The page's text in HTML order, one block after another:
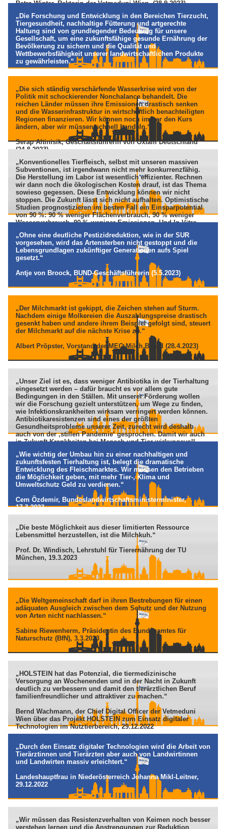
Petra Winter, Rektorin der Vetmeduni Wien. (28.9.2023)
„Die Forschung und Entwicklung in den Bereichen Tierzucht,
Tiergesundheit, nachhaltige Fütterung und artgerechte
Haltung sind von grundlegender Bedeutung für unsere
Gesellschaft, um eine zukunftsfähige gesunde Ernährung der
Bevölkerung zu sichern und die Qualität und
Wettbewerbsfähigkeit unserer landwirtschaftlichen Produkte
zu gewährleisten.“
Serap Altinisik, Geschäftsführerin von Oxfam Deutschland
„Die sich ständig verschärfende Wasserkrise wird von der
Politik mit schockierender Nonchalance behandelt. Die
reichen Länder müssen ihre Emissionen drastisch senken
und die Wasserinfrastruktur in wirtschaftlich benachteiligten
Regionen finanzieren. Wir können noch immer den Kurs
ändern, aber wir müssen schnell handeln.“
Serap Altinisik, Geschäftsführerin von Oxfam Deutschland
(24.8.2023)
„Konventionelles Tierfleisch, selbst mit unseren massiven
Subventionen, ist irgendwann nicht mehr konkurrenzfähig.
Die Herstellung im Labor ist wesentlich effizienter. Rechnen
wir dann noch die ökologischen Kosten drauf, ist das Thema
sowieso gegessen. Diese Entwicklung können wir nicht
stoppen. Die Zukunft lässt sich nicht aufhalten. Optimistische
Studien prognostizieren im besten Fall ein Einsparpotential
von 90 %: 90 % weniger Flächenverbrauch, 90 % weniger
Wasserverbrauch, 90 % weniger Emissionen. Und In-Vitro-
aufzulösen.“
Prof. Dr. Nick Lin-Hi. Universität Vechta. (31.5.2023)
„Ohne eine deutliche Pestizidreduktion, wie in der SUR
vorgesehen, wird das Artensterben nicht gestoppt und die
Lebensgrundlagen zukünftiger Generationen aufs Spiel
gesetzt.“
Antje von Broock, BUND-Geschäftsführerin (5.5.2023)
„Der Milchmarkt ist gekippt, die Zeichen stehen auf Sturm.
Nachdem einige Molkereien die Auszahlungspreise drastisch
gesenkt haben und andere ihrem Beispiel gefolgt sind, steuert
der Milchmarkt auf die nächste Krise zu.“
Albert Pröpster, Vorstand der MEG Milch Board (28.4.2023)
„Unser Ziel ist es, dass weniger Antibiotika in der Tierhaltung
eingesetzt werden – dafür braucht es vor allem gute
Bedingungen in den Ställen. Mit unserer Förderung wollen
wir die Forschung gezielt unterstützen, um Wege zu finden,
wie Infektionskrankheiten wirksam verringert werden können.
Antibiotikaresistenzen sind eines der größten
Gesundheitsprobleme unserer Zeit, zurecht wird deshalb
auch von der ‚stillen Pandemie‘ gesprochen. Damit wir auch
in Zukunft Krankheiten bei Mensch und Tier wirkungsvoll
dauerhaft senken“.
Dr. Ophelia Nick, Parlamentarische Staatssekretärinim BMEL
(22.5.2023)
„Wie wichtig der Umbau hin zu einer nachhaltigen und
zukunftsfesten Tierhaltung ist, belegt die dramatische
Entwicklung des Fleischmarktes. Wir müssen den Betrieben
die Möglichkeit geben, mit mehr Tier-, Klima und
Umweltschutz Geld zu verdienen.“
Cem Özdemir, Bundeslandwirtschaftsministerminister,
17.3.2023
„Die beste Möglichkeit aus dieser limitierten Ressource
Lebensmittel herzustellen, ist die Milchkuh.“
Prof. Dr. Windisch, Lehrstuhl für Tierernährung der TU
München, 19.3.2023
„Die Weltgemeinschaft darf in ihren Bestrebungen für einen
adäquaten Ausgleich zwischen dem Schutz und der Nutzung
von Arten nicht nachlassen.“
Sabine Riewenherm, Präsidentin des Bundesamtes für
Naturschutz (BfN), 3.3.2023
„HOLSTEIN hat das Potenzial, die tiermedizinische
Versorgung an Wochenenden und in der Nacht in Zukunft
deutlich zu verbessern und damit den tierärztlichen Beruf
familienfreundlicher und attraktiver zu machen.“
Bernd Wachmann, der Chief Digital Officer der Vetmeduni
Wien über das Projekt HOLSTEIN zum Einsatz digitaler
Technologien im Nutztierbereich, 29.12.2022
„Durch den Einsatz digitaler Technologien wird die Arbeit von
Tierärztinnen und Tierärzten aber auch von Landwirtinnen
und Landwirten massiv erleichtert.“
Landeshauptfrau in Niederösterreich Johanna Mikl-Leitner,
29.12.2022
„Wir müssen das Resistenzverhalten von Keimen noch besser
verstehen lernen und die Anstrengungen zur Reduktion